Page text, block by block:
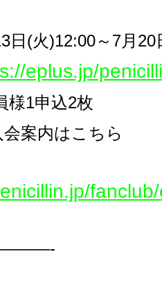
日 (火)12:00～ 7月 20
eplus.jp/
様1申込2枚
案内はこちら